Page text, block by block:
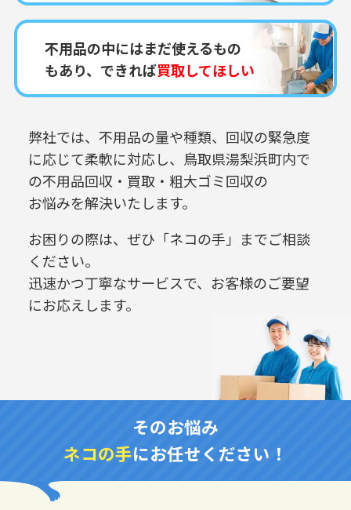
不用品の中にはまだ使えるもの
もあり、できれば買取してほしい
弊社では、不用品の量や種類、回収の緊急度
に応じて柔軟に対応し、 鳥取県湯梨浜町内で
の不用品回収・買取・粗大ゴミ回収の
お悩みを解決いたします。
お困りの際は、ぜひ「ネコの手」までご相談
ください。
迅速かつ丁寧なサービスで、お客様のご要望
にお応えします。
そのお悩み
ネコの手にお任せください！